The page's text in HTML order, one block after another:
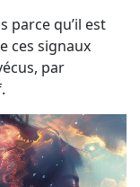
parce qu’il est
ces signaux
par